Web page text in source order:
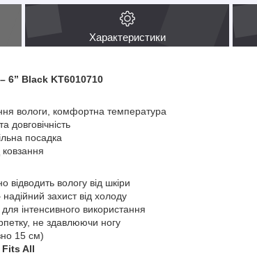
Характеристики
6” Black KT6010710
вологи, комфортна температура
довговічність
посадка
ковзання
відводить вологу від шкіри
захист від холоду
інтенсивного використання
не здавлюючи ногу
15 см)
Fits All